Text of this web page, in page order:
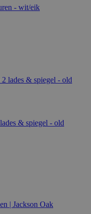
- wit/eik
& spiegel - old